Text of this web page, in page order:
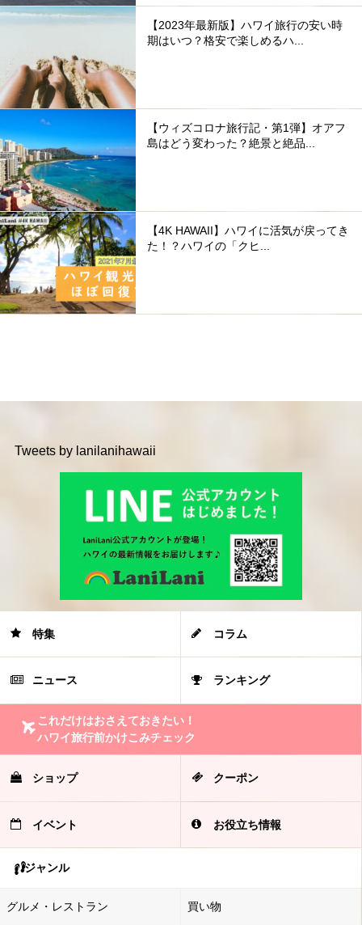
【2023年最新版】ハワイ旅行の安い時
期はいつ？格安で楽しめるハ...
【ウィズコロナ旅行記・第1弾】オアフ
島はどう変わった？絶景と絶品...
【4K HAWAII】ハワイに活気が戻ってき
た！？ハワイの「クヒ...
Tweets by lanilanihawaii
特集 コラム
ニュース ランキング
これだけはおさえておきたい！
ハワイ旅行前かけこみチェック
ショップ クーポン
イベント お役立ち情報
ジャンル
グルメ・レストラン 買い物